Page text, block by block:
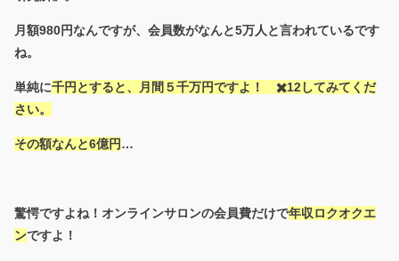
月額980円なんですが、会員数がなんと5万人と言われているです
ね。
単純に千円とすると、月間５千万円ですよ！ ✖️12してみてくだ
さい。
その額なんと6億円…
驚愕ですよね！オンラインサロンの会員費だけで年収ロクオクエ
ンですよ！